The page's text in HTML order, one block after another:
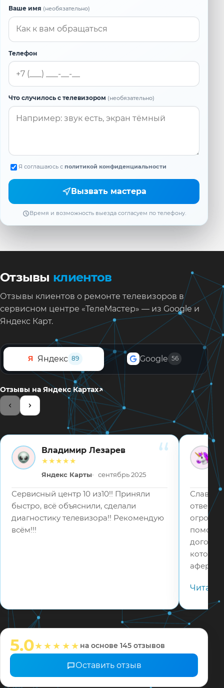
Ваше имя (необязательно)
Телефон
Что случилось с телевизором (необязательно)
Я соглашаюсь с политикой конфиденциальности
Вызвать мастера
Время и возможность выезда согласуем по телефону.
Отзывы клиентов
Отзывы клиентов о ремонте телевизоров в
сервисном центре «ТелеМастер» — из Google и
Яндекс Карт.
Я Яндекс 89 Google 56
Отзывы на Яндекс Картах↗
ВЛ
Владимир Лезарев
★★★★★
Яндекс Карты сентябрь 2025
Сервисный центр 10 из10!! Приняли
быстро, всё объяснили, сделали
диагностику телевизора!! Рекомендую
всём!!!
ВВ
Слава
помошь
Читать
5.0★★★★★ на основе 145 отзывов
Оставить отзыв